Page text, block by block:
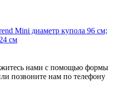
нами с помощью формы
позвоните нам по телефону